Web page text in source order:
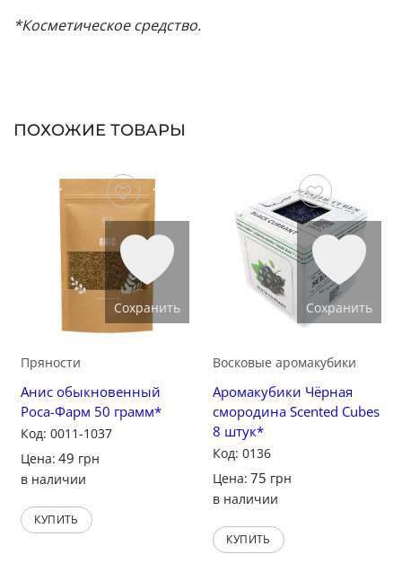
*Косметическое средство.
ПОХОЖИЕ ТОВАРЫ
Сохранить
Пряности
Анис обыкновенный
Роса-Фарм 50 грамм*
Код: 0011-1037
Цена: 49 грн
в наличии
КУПИТЬ
Сохранить
Восковые аромакубики
Аромакубики Чёрная
смородина Scented Cubes
8 штук*
Код: 0136
Цена: 75 грн
в наличии
КУПИТЬ